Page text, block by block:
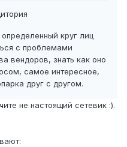
определенный круг лиц
с проблемами
вендоров, знать как оно
самое интересное,
друг с другом.
не настоящий сетевик :).